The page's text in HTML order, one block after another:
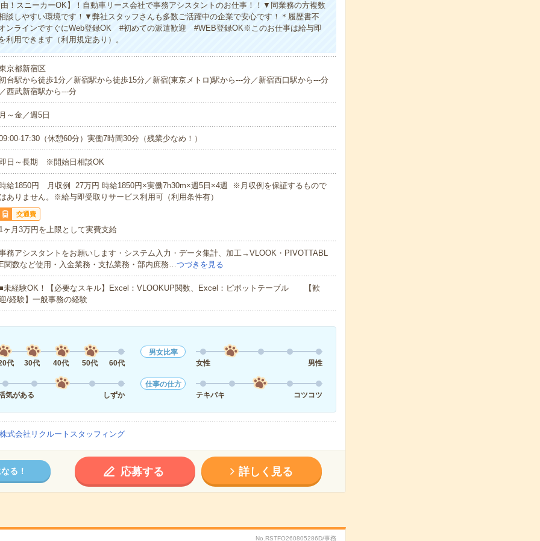
！スニーカーOK】！自動車リース会社で事務アシスタントのお仕事！！▼同業務の方複数
談しやすい環境です！▼弊社スタッフさんも多数ご活躍中の企業で安心です！＊履歴書不
ンラインですぐにWeb登録OK #初めての派遣歓迎 #WEB登録OK※このお仕事は給与即
利用できます（利用規定あり）。
京都新宿区
台駅から徒歩1分／新宿駅から徒歩15分／新宿(東京メトロ)駅から---分／新宿西口駅から---分
西武新宿駅から---分
～金／週5日
17:30（休憩60分）実働7時間30分（残業少なめ！）
日～長期 ※開始日相談OK
給1850円 月収例 27万円 時給1850円×実働7h30m×週5日×4週 ※月収例を保証するもので
ありません。※給与即受取りサービス利用可（利用条件有）
交通費
ヶ月3万円を上限として実費支給
務アシスタントをお願いします・システム入力・データ集計、加工→VLOOK・PIVOTTABL
関数など使用・入金業務・支払業務・部内庶務…つづきを見る
未経験OK！【必要なスキル】Excel：VLOOKUP関数、Excel：ピボットテーブル 【歓
/経験】一般事務の経験
代 30代 40代 50代 60代
男女比率
女性
男性
気がある しずか
仕事の仕方
テキパキ
コツコツ
株式会社リクルートスタッフィング
る！ 応募する 詳しく見る
No.RSTFO260805286D/事務